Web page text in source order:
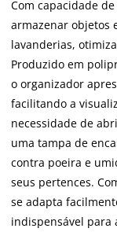
Com capacidade
armazenar objetos
lavanderias,
Produzido em
o organizador
facilitando a
necessidade de
uma tampa de
contra poeira e
seus pertences.
se adapta
indispensável para